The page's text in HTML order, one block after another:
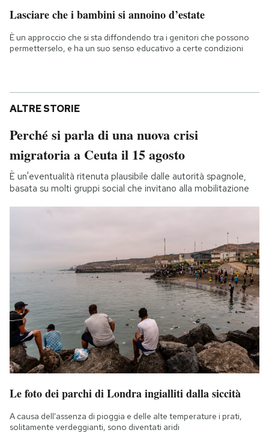
Lasciare che i bambini si annoino d’estate
È un approccio che si sta diffondendo tra i genitori che possono
permetterselo, e ha un suo senso educativo a certe condizioni
ALTRE STORIE
Perché si parla di una nuova crisi
migratoria a Ceuta il 15 agosto
È un'eventualità ritenuta plausibile dalle autorità spagnole,
basata su molti gruppi social che invitano alla mobilitazione
Le foto dei parchi di Londra ingialliti dalla siccità
A causa dell'assenza di pioggia e delle alte temperature i prati,
solitamente verdeggianti, sono diventati aridi